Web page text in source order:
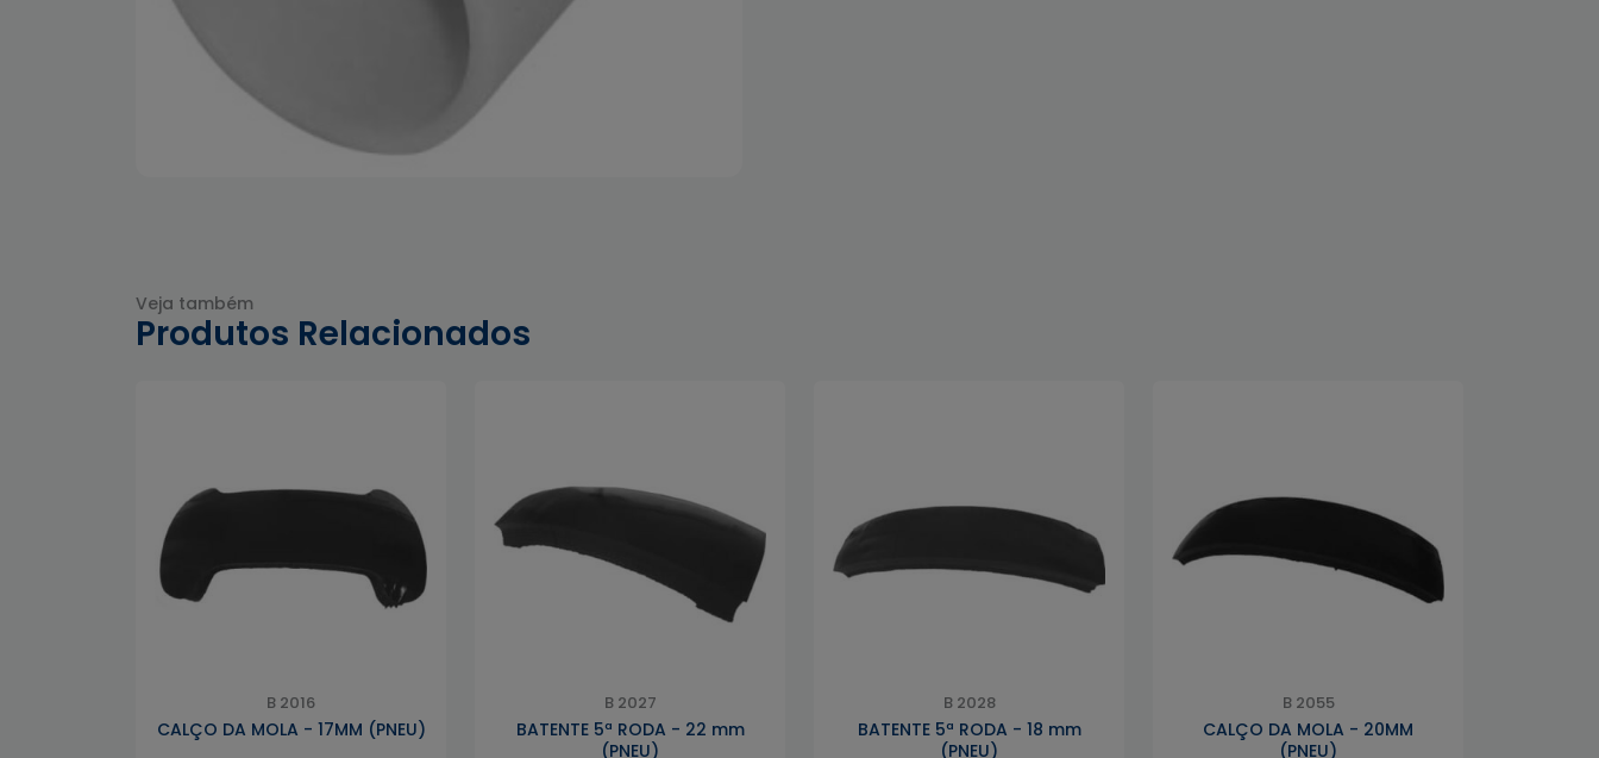
Veja também
Produtos Relacionados
B 2016
CALÇO DA MOLA - 17MM (PNEU)
B 2027
BATENTE 5ª RODA - 22 mm
(PNEU)
B 2028
BATENTE 5ª RODA - 18 mm
(PNEU)
B 2055
CALÇO DA MOLA - 20MM
(PNEU)